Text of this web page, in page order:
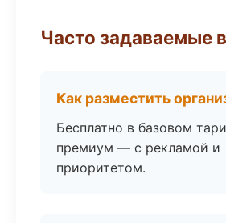
Часто задаваемые
Как разместить
Бесплатно в базовом
премиум — с рекламой и
приоритетом.